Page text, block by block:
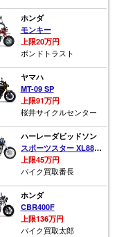
ホンダ
モンキー
上限20万円
ボンドトラスト
ヤマハ
MT-09 SP
上限91万円
桜井サイクルセンター
ハーレーダビッドソン
スポーツスター XL883L ロー
上限45万円
バイク買取番長
ホンダ
CBR400F
上限136万円
バイク買取太郎